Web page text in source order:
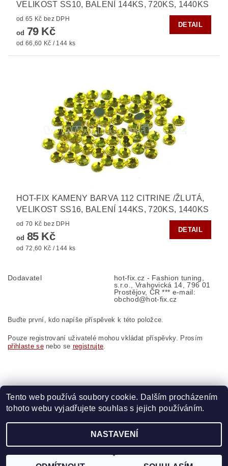
VELIKOST SS10, BALENÍ 144KS, 720KS, 1440KS
od 65 Kč bez DPH
od 79 Kč
od 66,60 Kč / 144 ks
DETAIL
HOT-FIX KAMENY BARVA 112 CITRINE /ŽLUTÁ,
VELIKOST SS16, BALENÍ 144KS, 720KS, 1440KS
od 70 Kč bez DPH
od 85 Kč
od 72,60 Kč / 144 ks
DETAIL
Dodavatel
hot-fix.cz - Fashion tuning,
s.r.o., Vrahovická 14, 796 01
Prostějov, ČR *** e-mail:
obchod@hot-fix.cz
Buďte první, kdo napíše příspěvek k této položce.
Pouze registrovaní uživatelé mohou vkládat příspěvky. Prosím
přihlaste senebo se registrujte.
Zboží.cz | Heureka.cz | Vyšívací.cz | Crystalstyle.cz
2026 ©HOT-FIX, všechna práva vyhrazena
Tento web používá soubory cookie. Dalším procházením
tohoto webu vyjadřujete souhlas s jejich používáním.
NASTAVENÍ